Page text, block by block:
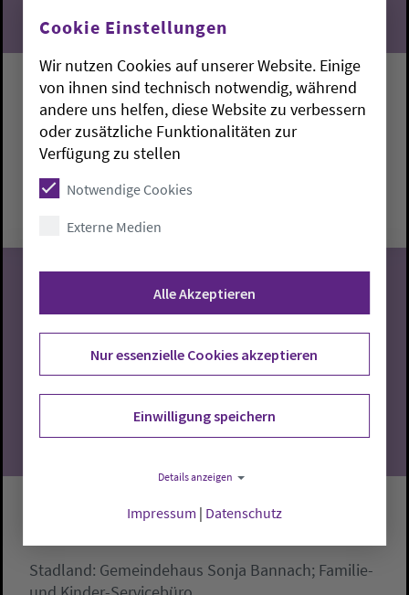
Singen mit Lidia
Stadland:Gemeindehaus
Donnerstag, 6.8.2026, 14:30-16 Uhr
06
08.2026
Krabbelgruppe
Stadland: Gemeindehaus Sonja Bannach; Familie-
Cookie Einstellungen
Wir nutzen Cookies auf unserer Website. Einige
von ihnen sind technisch notwendig, während
andere uns helfen, diese Website zu verbessern
oder zusätzliche Funktionalitäten zur
Verfügung zu stellen
Notwendige Cookies
Externe Medien
Alle Akzeptieren
Nur essenzielle Cookies akzeptieren
Einwilligung speichern
Details anzeigen
Impressum | Datenschutz